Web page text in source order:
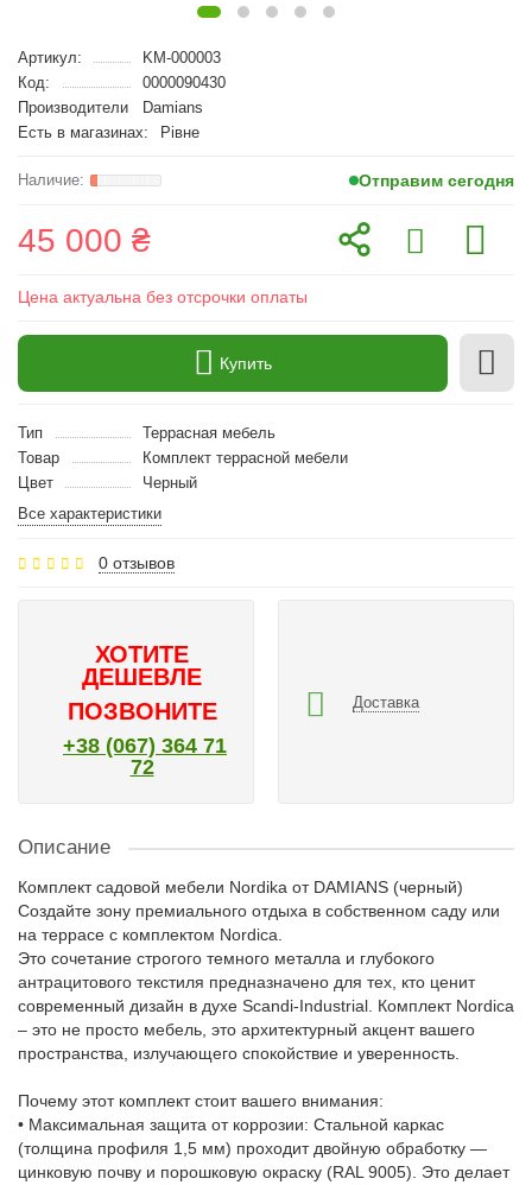
Артикул:
KM-000003
Код:
0000090430
Производители
Damians
Есть в магазинах:
Рівне
Отправим сегодня
45 000 ₴
Цена актуальна без отсрочки оплаты
Купить
Тип
Террасная мебель
Товар
Комплект террасной мебели
Цвет
Черный
Все характеристики
0 отзывов
ХОТИТЕ
ДЕШЕВЛЕ
ПОЗВОНИТЕ
+38 (067) 364 71
72
Доставка
Описание
Комплект садовой мебели Nordika от DAMIANS (черный)
Создайте зону премиального отдыха в собственном саду или
на террасе с комплектом Nordica.
Это сочетание строгого темного металла и глубокого
антрацитового текстиля предназначено для тех, кто ценит
современный дизайн в духе Scandi-Industrial. Комплект Nordica
– это не просто мебель, это архитектурный акцент вашего
пространства, излучающего спокойствие и уверенность.
Почему этот комплект стоит вашего внимания:
• Максимальная защита от коррозии: Стальной каркас
(толщина профиля 1,5 мм) проходит двойную обработку —
цинковую почву и порошковую окраску (RAL 9005). Это делает